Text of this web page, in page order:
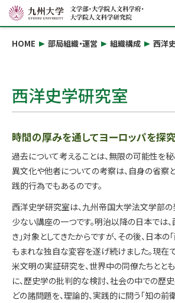
HOME 部局組織・運営 組織構成 西洋
西洋史学研究室
時間の厚みを通してヨーロッパを探
過去について考えることは、無限の可能性を秘
異文化や他者についての考察は、自身の省察
践的行為でもあるのです。
西洋史学研究室は、九州帝国大学法文学部
少ない講座の一つです。明治以降の日本では
き」対象としてきたからですが、その後、日本の
もまれな独自な変容を遂げ続けました。現在
米文明の実証研究を、世界中の同僚たちとと
に、歴史学の批判的な検討、社会の中での歴
どの諸問題を、理論的、実践的に問う「知の前